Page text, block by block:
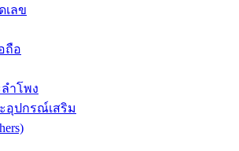
เลข
ถือ
ำโพง
อุปกรณ์เสริม